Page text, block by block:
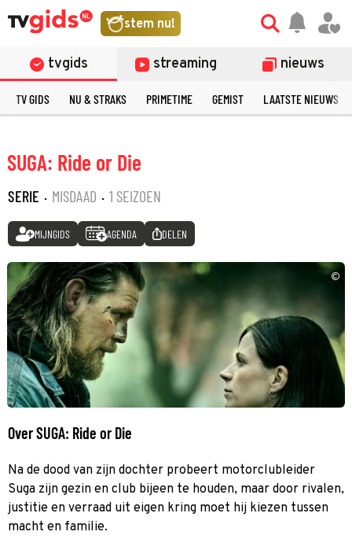
stem nu!
tvgids streaming nieuws
TV GIDS NU & STRAKS PRIMETIME GEMIST LAATSTE NIEUWS
SUGA: Ride or Die
SERIE · MISDAAD · 1 SEIZOEN
MIJNGIDS AGENDA DELEN
©
Over SUGA: Ride or Die
Na de dood van zijn dochter probeert motorclubleider
Suga zijn gezin en club bijeen te houden, maar door rivalen,
justitie en verraad uit eigen kring moet hij kiezen tussen
macht en familie.